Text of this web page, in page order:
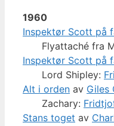
1960
Inspektør Scott på
Flyattaché fra
Inspektør Scott på
Lord Shipley:
Alt i orden av Giles
Zachary:
Stans toget av